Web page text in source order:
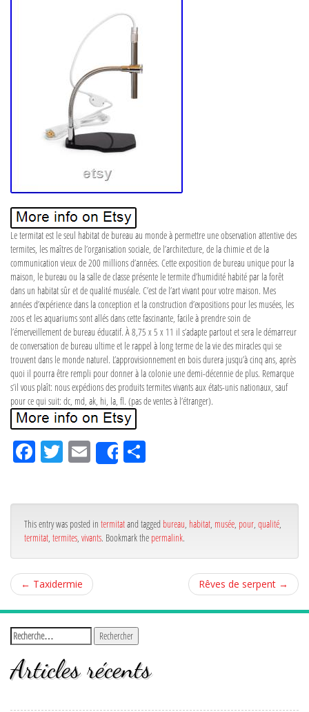
Le termitat est le seul habitat de bureau au monde à permettre une observation attentive des
termites, les maîtres de l’organisation sociale, de l’architecture, de la chimie et de la
communication vieux de 200 millions d’années. Cette exposition de bureau unique pour la
maison, le bureau ou la salle de classe présente le termite d’humidité habité par la forêt
dans un habitat sûr et de qualité muséale. C’est de l’art vivant pour votre maison. Mes
années d’expérience dans la conception et la construction d’expositions pour les musées, les
zoos et les aquariums sont allés dans cette fascinante, facile à prendre soin de
l’émerveillement de bureau éducatif. À 8,75 x 5 x 11 il s’adapte partout et sera le démarreur
de conversation de bureau ultime et le rappel à long terme de la vie des miracles qui se
trouvent dans le monde naturel. L’approvisionnement en bois durera jusqu’à cinq ans, après
quoi il pourra être rempli pour donner à la colonie une demi-décennie de plus. Remarque
s’il vous plaît: nous expédions des produits termites vivants aux états-unis nationaux, sauf
pour ce qui suit: dc, md, ak, hi, la, fl. (pas de ventes à l’étranger).
Fa
ce
ok
Tw
itt
Em
ail
Share
r
This entry was posted in termitatand tagged bureau habitat musée pour qualité
termitat termites vivants. Bookmark the permalink.
← Taxidermie Rêves de serpent →
Articles récents